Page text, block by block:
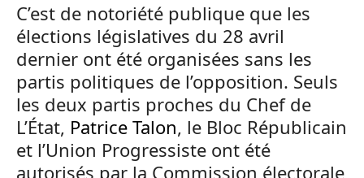
C’est de notoriété publique que les
élections législatives du 28 avril
dernier ont été organisées sans les
partis politiques de l’opposition. Seuls
les deux partis proches du Chef de
L’État, Patrice Talon, le Bloc Républicain
et l’Union Progressiste ont été
autorisés par la Commission électorale